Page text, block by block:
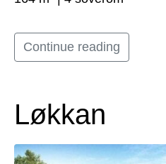
Continue reading
Løkkan